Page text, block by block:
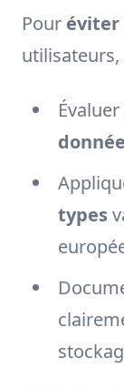
Pour éviter
types